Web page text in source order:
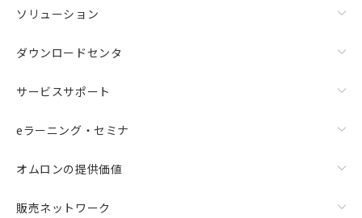
ソリューション
ダウンロードセンタ
サービスサポート
eラーニング・セミナ
オムロンの提供価値
販売ネットワーク